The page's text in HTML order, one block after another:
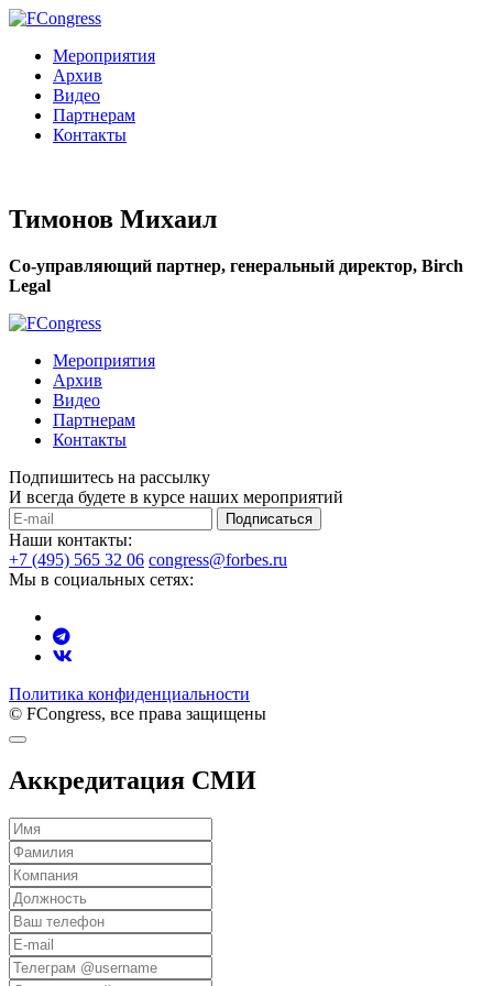
Мероприятия
Архив
Видео
Партнерам
Контакты
Тимонов Михаил
Со-управляющий партнер, генеральный директор, Birch
Legal
Мероприятия
Архив
Видео
Партнерам
Контакты
Подпишитесь на рассылку
И всегда будете в курсе наших мероприятий
Подписаться
Наши контакты:
+7 (495) 565 32 06 congress@forbes.ru
Мы в социальных сетях:
Политика конфиденциальности
© FCongress, все права защищены
Аккредитация СМИ